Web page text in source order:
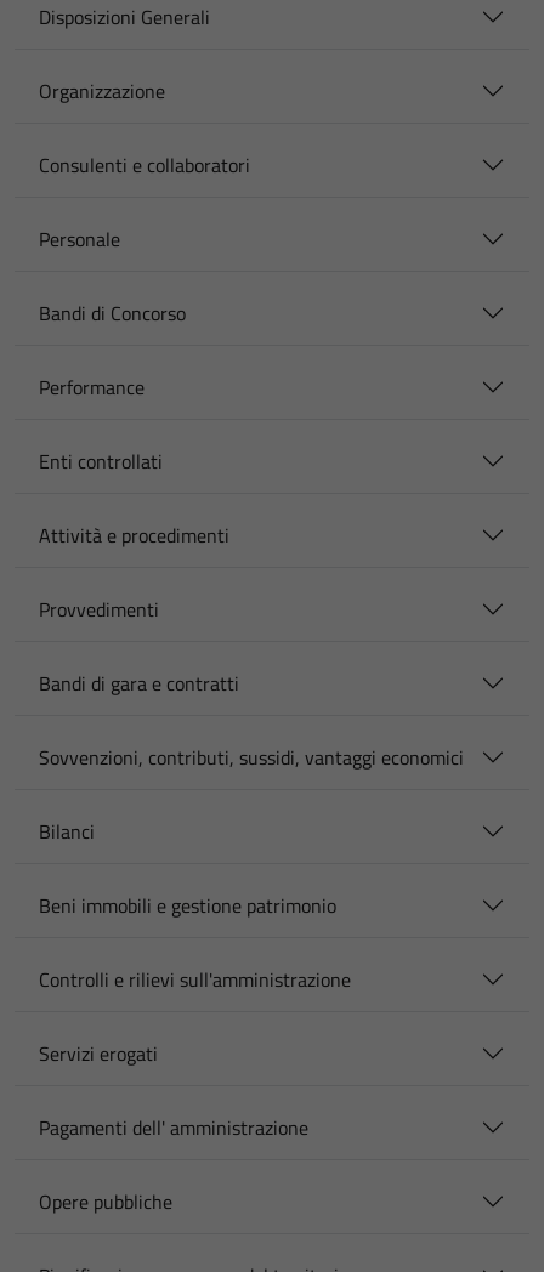
Disposizioni Generali
Organizzazione
Consulenti e collaboratori
Personale
Bandi di Concorso
Performance
Enti controllati
Attività e procedimenti
Provvedimenti
Bandi di gara e contratti
Sovvenzioni, contributi, sussidi, vantaggi economici
Bilanci
Beni immobili e gestione patrimonio
Controlli e rilievi sull'amministrazione
Servizi erogati
Pagamenti dell' amministrazione
Opere pubbliche